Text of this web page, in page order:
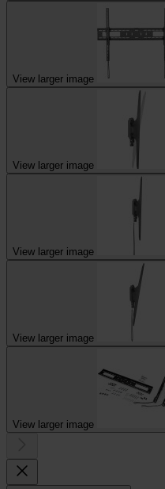
View larger image
View larger image
View larger image
View larger image
View larger image